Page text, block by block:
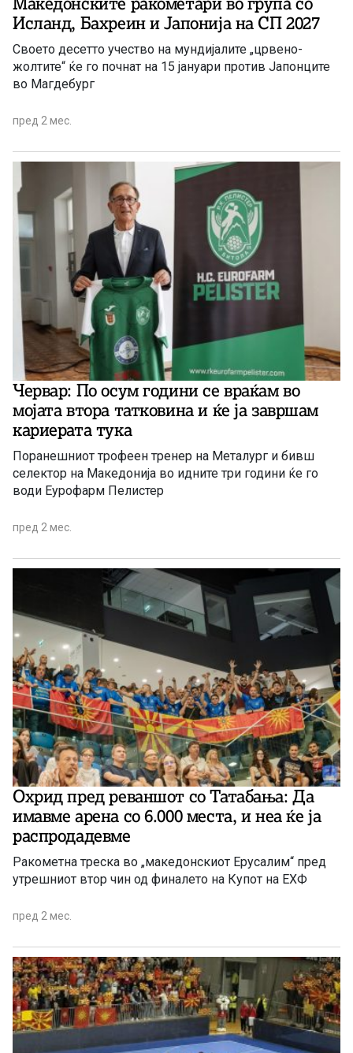
Исланд, Бахреин и Јапонија на СП 2027
Своето десетто учество на мундијалите „црвено-
жолтите“ ќе го почнат на 15 јануари против Јапонците
во Магдебург
пред 2 мес.
Червар: По осум години се враќам во
мојата втора татковина и ќе ја завршам
кариерата тука
Поранешниот трофеен тренер на Металург и бивш
селектор на Македонија во идните три години ќе го
води Еурофарм Пелистер
пред 2 мес.
Охрид пред реваншот со Татабања: Да
имавме арена со 6.000 места, и неа ќе ја
распродадевме
Ракометна треска во „македонскиот Ерусалим“ пред
утрешниот втор чин од финалето на Купот на ЕХФ
пред 2 мес.